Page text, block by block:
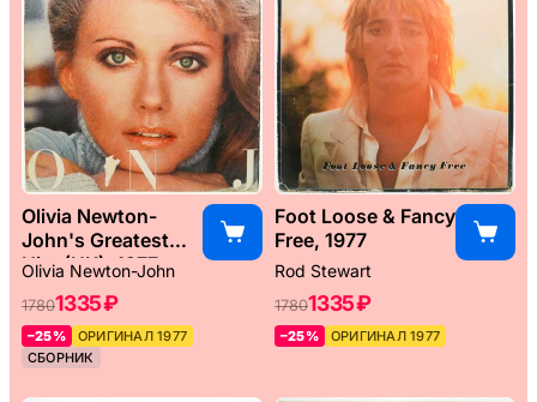
Olivia Newton-
John's Greatest
Hits (UK), 1977
Olivia Newton-John
17801335 ₽
–25%
ОРИГИНАЛ 1977
СБОРНИК
Foot Loose & Fancy
Free, 1977
Rod Stewart
17801335 ₽
–25% ОРИГИНАЛ 1977